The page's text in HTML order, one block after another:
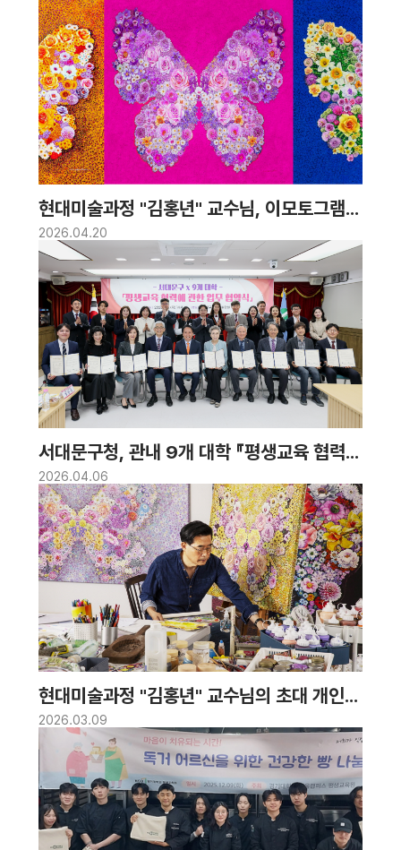
현대미술과정 "김홍년" 교수님, 이모토그램
작품으로 또 완판 기록!
2026.04.20
서대문구청, 관내 9개 대학 『평생교육 협력에
관한 업무협약』 체결
2026.04.06
현대미술과정 "김홍년" 교수님의 초대 개인전
오픈 소식!
2026.03.09